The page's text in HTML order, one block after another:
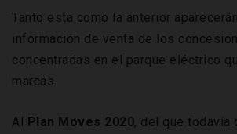
Tanto esta como la anterior
información de venta de los
concentradas en el parque eléctrico
marcas.
Al Plan Moves 2020, del que todavía